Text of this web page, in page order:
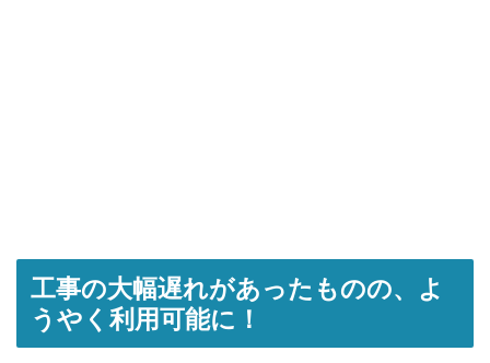
工事の大幅遅れがあったものの、よ
うやく利用可能に！